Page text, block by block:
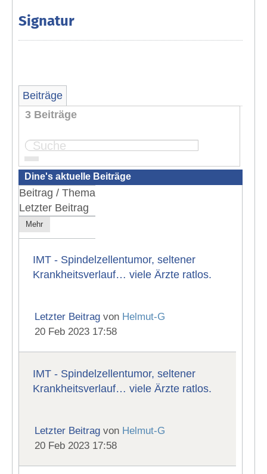
Signatur
Beiträge
3 Beiträge
Dine's aktuelle Beiträge
Beitrag / Thema
Letzter Beitrag
Mehr
IMT - Spindelzellentumor, seltener
Krankheitsverlauf… viele Ärzte ratlos.
Letzter Beitrag von Helmut-G
20 Feb 2023 17:58
IMT - Spindelzellentumor, seltener
Krankheitsverlauf… viele Ärzte ratlos.
Letzter Beitrag von Helmut-G
20 Feb 2023 17:58